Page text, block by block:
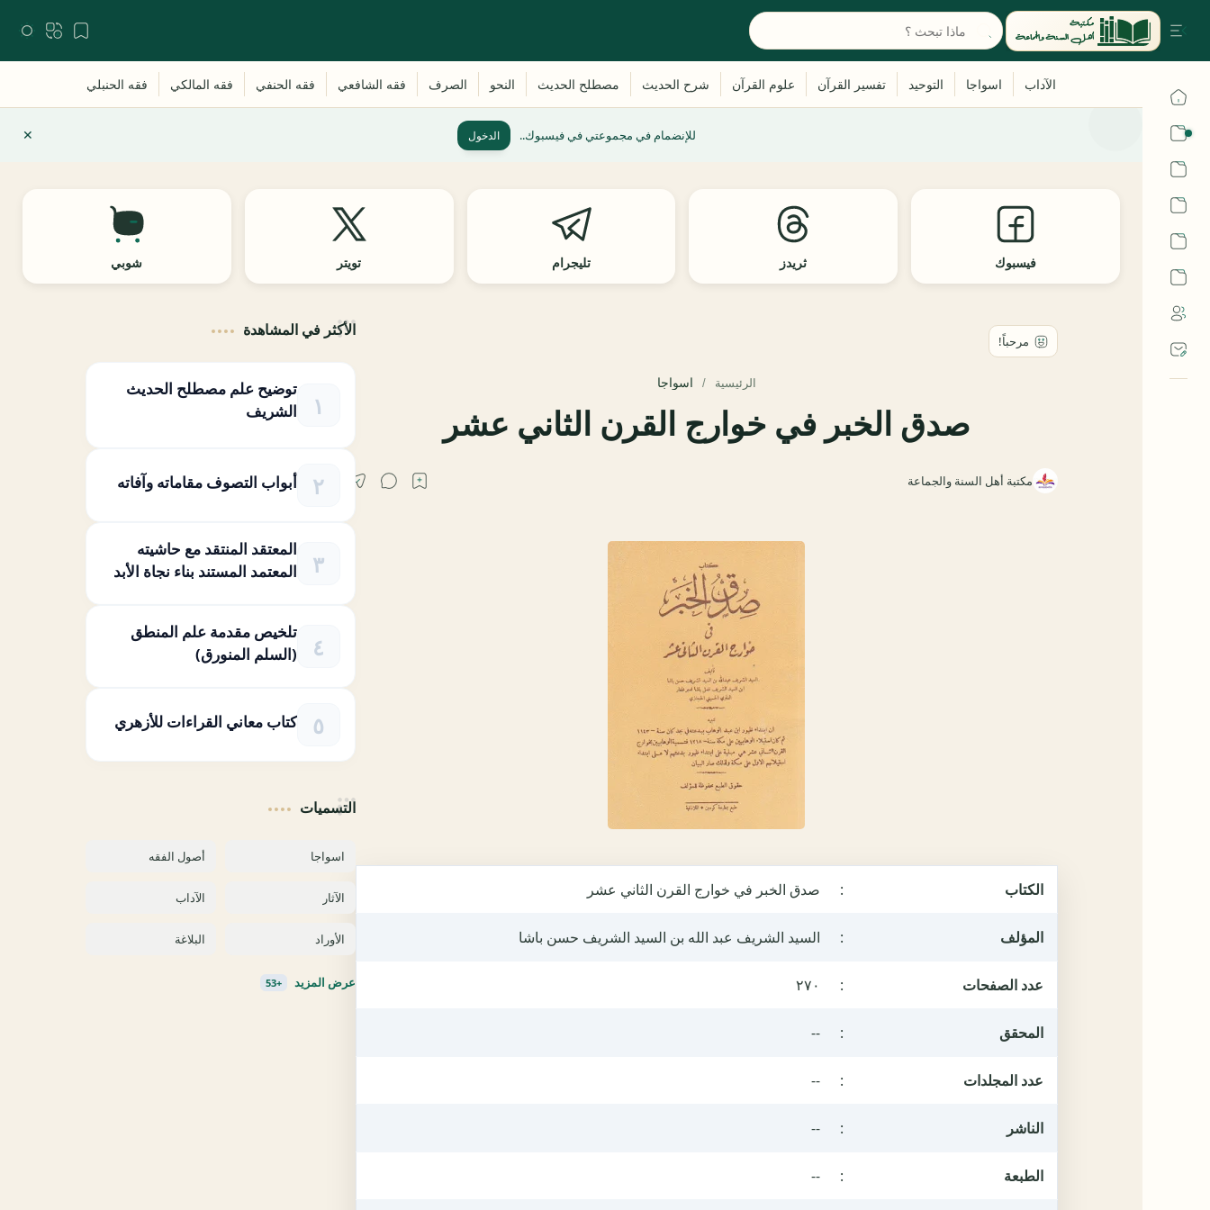
أشهر الحرم
للإنضمام في مجموعتي في فيسبوك.. الدخول
فيسبوك ثريدز تليجرام تويتر شوبي
الرئيسية اسواجا
صدق الخبر في خوارج القرن الثاني عشر
الكتاب : صدق الخبر في خوارج القرن الثاني عشر
المؤلف : السيد الشريف عبد الله بن السيد الشريف حسن باشا
عدد الصفحات : ٢٧٠
المحقق :
--
عدد المجلدات :
--
الناشر :
--
الطبعة :
--
الأكثر في المشاهدة
توضيح علم مصطلح الحديث
الشريف
أبواب التصوف مقاماته وآفاته
المعتقد المنتقد مع حاشيته
المعتمد المستند بناء نجاة الأبد
تلخيص مقدمة علم المنطق
(السلم المنورق)
كتاب معاني القراءات للأزهري
التسميات